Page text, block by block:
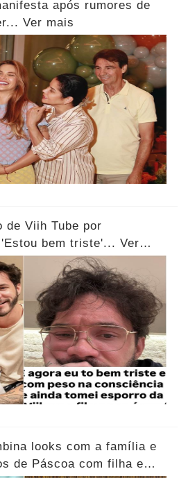
após rumores de
Ver mais
de Viih Tube por
bem triste'... Ver
looks com a família e
de Páscoa com filha e